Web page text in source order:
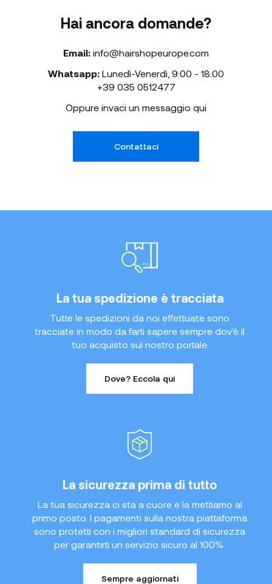
Hai ancora domande?
Email: info@hairshopeurope.com
Whatsapp: Lunedì-Venerdì 9:00 - 18:00
+39 035 0512477
Oppure invaci un messaggio qui
Contattaci
La tua spedizione è tracciata
Tutte le spedizioni da noi effettuate sono
tracciate in modo da farti sapere sempre dov'è il
tuo acquisto sul nostro portale.
Dove? Eccola qui
La sicurezza prima di tutto
La tua sicurezza ci sta a cuore e la mettiamo al
primo posto. I pagamenti sulla nostra piattaforma
sono protetti con i migliori standard di sicurezza
per garantirti un servizio sicuro al 100%.
Sempre aggiornati